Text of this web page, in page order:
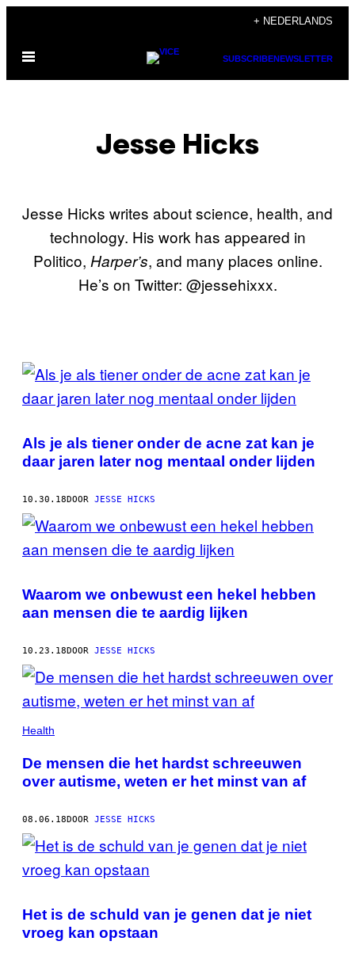
de
+ NEDERLANDS
Open
SUBSCRIBENEWSLETTER
Jesse Hicks
Jesse Hicks writes about science, health, and
technology. His work has appeared in
Politico, Harper’s, and many places online.
He’s on Twitter: @jessehixxx.
POSTS
BY
THIS
AUTHOR
Als je als tiener onder de acne zat kan je
daar jaren later nog mentaal onder lijden
10.30.18DOOR JESSE HICKS
Waarom we onbewust een hekel hebben
aan mensen die te aardig lijken
10.23.18DOOR JESSE HICKS
Health
De mensen die het hardst schreeuwen
over autisme, weten er het minst van af
08.06.18DOOR JESSE HICKS
Het is de schuld van je genen dat je niet
vroeg kan opstaan